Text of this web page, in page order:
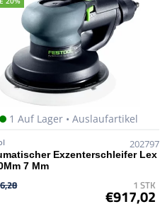
1 Auf Lager • Auslaufartikel
202797
Exzenterschleifer Lex
7 Mm
1 STK
€917,02